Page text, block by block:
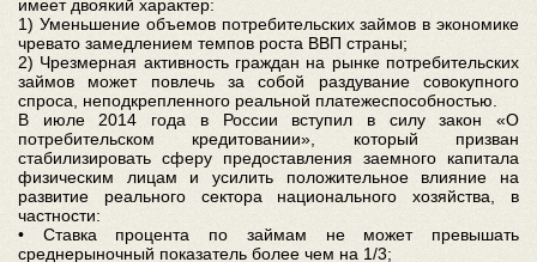
имеет двоякий характер:
1) Уменьшение объемов потребительских займов в экономике
чревато замедлением темпов роста ВВП страны;
2) Чрезмерная активность граждан на рынке потребительских
займов может повлечь за собой раздувание совокупного
спроса, неподкрепленного реальной платежеспособностью.
В июле 2014 года в России вступил в силу закон «О
потребительском кредитовании», который призван
стабилизировать сферу предоставления заемного капитала
физическим лицам и усилить положительное влияние на
развитие реального сектора национального хозяйства, в
частности:
• Ставка процента по займам не может превышать
среднерыночный показатель более чем на 1/3;